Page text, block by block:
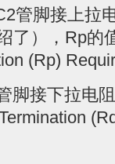
管脚接上拉
了），Rp的
(Rp)
脚接下拉电